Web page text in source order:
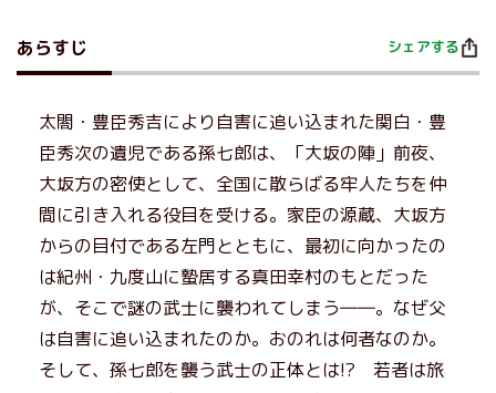
あらすじ シェアする
太閤・豊臣秀吉により自害に追い込まれた関白・豊
臣秀次の遺児である孫七郎は、「大坂の陣」前夜、
大坂方の密使として、全国に散らばる牢人たちを仲
間に引き入れる役目を受ける。家臣の源蔵、大坂方
からの目付である左門とともに、最初に向かったの
は紀州・九度山に蟄居する真田幸村のもとだった
が、そこで謎の武士に襲われてしまう――。なぜ父
は自害に追い込まれたのか。おのれは何者なのか。
そして、孫七郎を襲う武士の正体とは!? 若者は旅